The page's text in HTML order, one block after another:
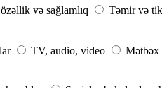
və sağlamlıq Təmir və
TV, audio, video Mətbəx